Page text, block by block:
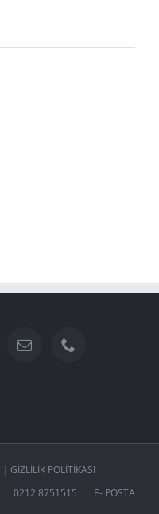
| GIZLILIK POLITIKASI
0212 8751515
E- POSTA